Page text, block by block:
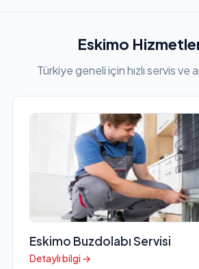
Eskimo
Türkiye geneli için hızlı servis ve
Eskimo Buzdolabı Servisi
Detaylı bilgi →